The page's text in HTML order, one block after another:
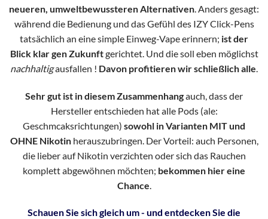
neueren, umweltbewussteren Alternativen . Anders gesagt:
während die Bedienung und das Gefühl des IZY Click-Pens
tatsächlich an eine simple Einweg-Vape erinnern; ist der
Blick klar gen Zukunftgerichtet. Und die soll eben möglichst
nachhaltigausfallen ! Davon profitieren wir schließlich alle
Sehr gut ist in diesem Zusammenhangauch, dass der
Hersteller entschieden hat alle Pods (ale:
Geschmcaksrichtungen) sowohl in Varianten MIT und
OHNE Nikotinherauszubringen. Der Vorteil: auch Personen,
die lieber auf Nikotin verzichten oder sich das Rauchen
komplett abgewöhnen möchten; bekommen hier eine
Chance
Schauen Sie sich gleich um - und entdecken Sie die